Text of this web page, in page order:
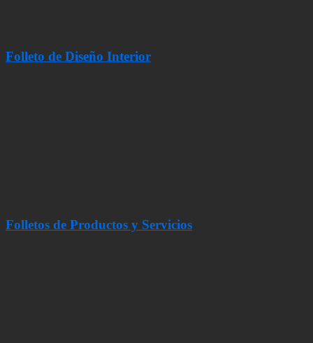
Folleto de Diseño Interior
Folletos de Productos y Servicios